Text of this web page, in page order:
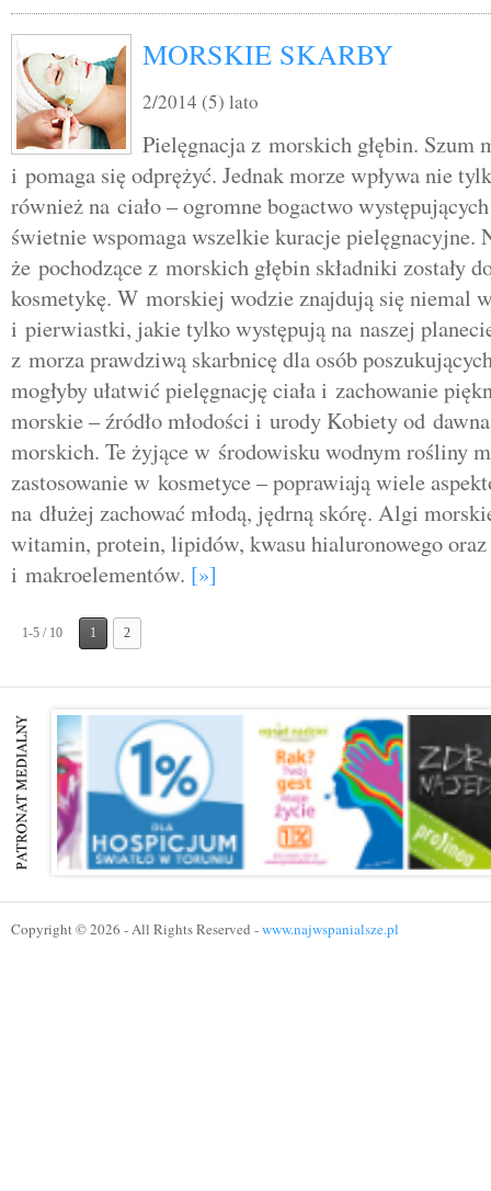
MORSKIE SKARBY
2/2014 (5) lato
Pielęgnacja z morskich głębin. Szum
i pomaga się odprężyć. Jednak morze wpływa nie
również na ciało – ogromne bogactwo
świetnie wspomaga wszelkie kuracje pielęgnacyjne.
że pochodzące z morskich głębin składniki zostały
kosmetykę. W morskiej wodzie znajdują się niemal
i pierwiastki, jakie tylko występują na naszej
z morza prawdziwą skarbnicę dla osób
mogłyby ułatwić pielęgnację ciała i zachowanie
morskie – źródło młodości i urody Kobiety od
morskich. Te żyjące w środowisku wodnym rośliny
zastosowanie w kosmetyce – poprawiają wiele
na dłużej zachować młodą, jędrną skórę. Algi
witamin, protein, lipidów, kwasu hialuronowego
i makroelementów. [»]
1-5 / 10 1 2
Copyright © 2026 - All Rights Reserved -www.najwspanialsze.pl